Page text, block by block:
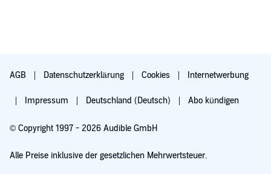
AGB Datenschutzerklärung Cookies Internetwerbung
Impressum Deutschland (Deutsch) Abo kündigen
© Copyright 1997 - 2026 Audible GmbH
Alle Preise inklusive der gesetzlichen Mehrwertsteuer.